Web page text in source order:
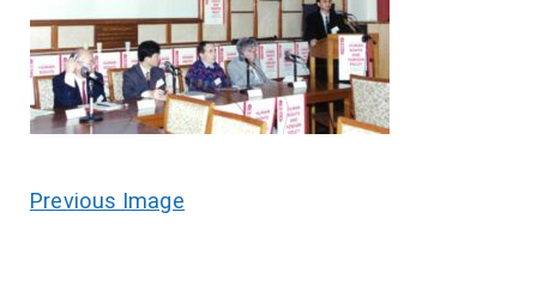
Previous Image